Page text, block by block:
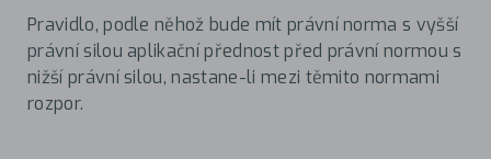
Pravidlo, podle něhož bude mít právní norma s vyšší
právní silou aplikační přednost před právní normou s
nižší právní silou, nastane-li mezi těmito normami
rozpor.